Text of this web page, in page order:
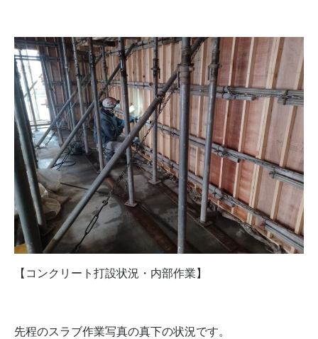
【コンクリート打設状況・内部作業】
先程のスラブ作業写真の真下の状況です。